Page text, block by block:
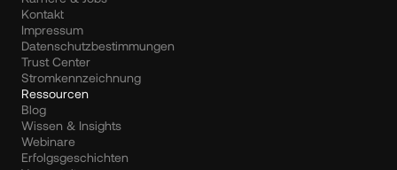
Kontakt
Impressum
Datenschutzbestimmungen
Trust Center
Stromkennzeichnung
Ressourcen
Blog
Wissen & Insights
Webinare
Erfolgsgeschichten